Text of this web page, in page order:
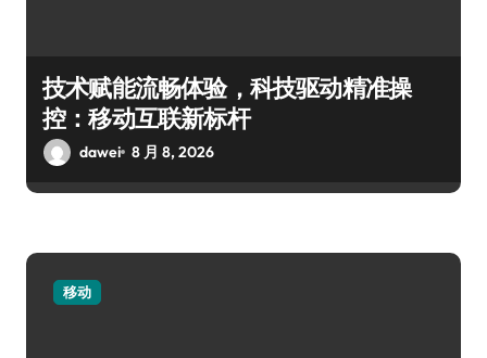
技术赋能流畅体验，科技驱动精准操
控：移动互联新标杆
dawei 8 月 8, 2026
移动